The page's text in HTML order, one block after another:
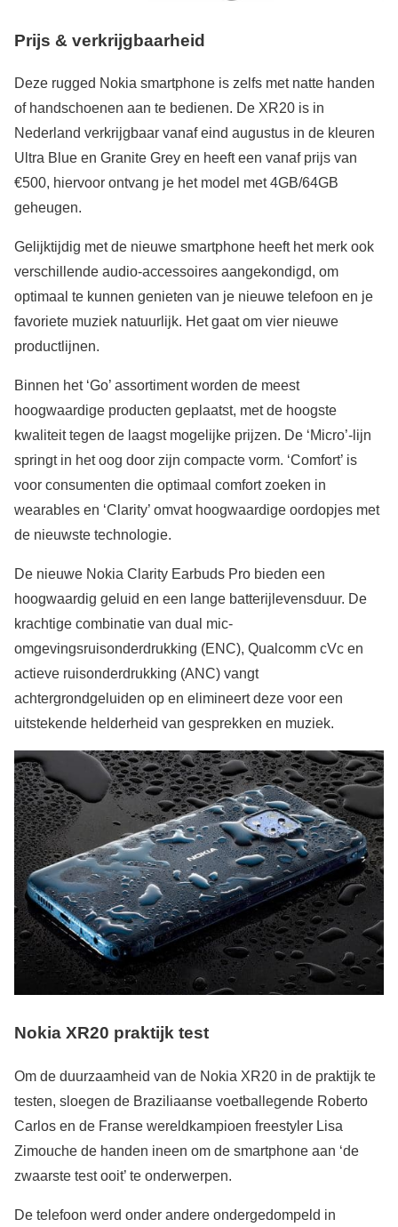
Prijs & verkrijgbaarheid
Deze rugged Nokia smartphone is zelfs met natte handen
of handschoenen aan te bedienen. De XR20 is in
Nederland verkrijgbaar vanaf eind augustus in de kleuren
Ultra Blue en Granite Grey en heeft een vanaf prijs van
€500, hiervoor ontvang je het model met 4GB/64GB
geheugen.
Gelijktijdig met de nieuwe smartphone heeft het merk ook
verschillende audio-accessoires aangekondigd, om
optimaal te kunnen genieten van je nieuwe telefoon en je
favoriete muziek natuurlijk. Het gaat om vier nieuwe
productlijnen.
Binnen het ‘Go’ assortiment worden de meest
hoogwaardige producten geplaatst, met de hoogste
kwaliteit tegen de laagst mogelijke prijzen. De ‘Micro’-lijn
springt in het oog door zijn compacte vorm. ‘Comfort’ is
voor consumenten die optimaal comfort zoeken in
wearables en ‘Clarity’ omvat hoogwaardige oordopjes met
de nieuwste technologie.
De nieuwe Nokia Clarity Earbuds Pro bieden een
hoogwaardig geluid en een lange batterijlevensduur. De
krachtige combinatie van dual mic-
omgevingsruisonderdrukking (ENC), Qualcomm cVc en
actieve ruisonderdrukking (ANC) vangt
achtergrondgeluiden op en elimineert deze voor een
uitstekende helderheid van gesprekken en muziek.
Nokia XR20 praktijk test
Om de duurzaamheid van de Nokia XR20 in de praktijk te
testen, sloegen de Braziliaanse voetballegende Roberto
Carlos en de Franse wereldkampioen freestyler Lisa
Zimouche de handen ineen om de smartphone aan ‘de
zwaarste test ooit’ te onderwerpen.
De telefoon werd onder andere ondergedompeld in